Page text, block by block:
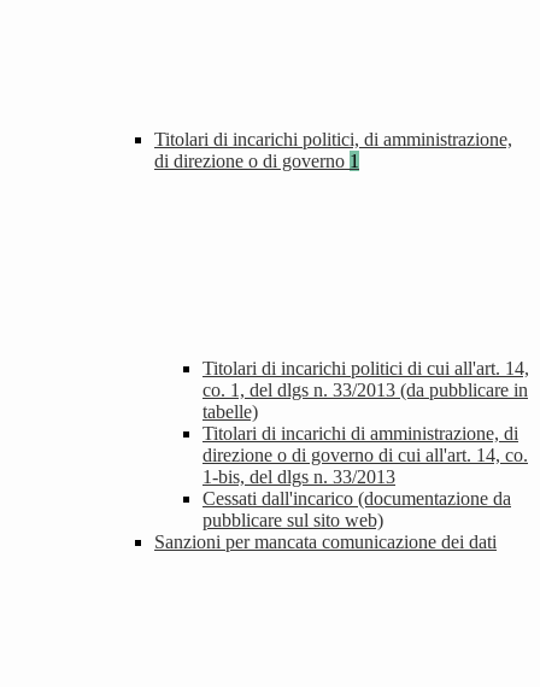
Titolari di incarichi politici, di amministrazione,
di direzione o di governo 1
Titolari di incarichi politici di cui all'art. 14,
co. 1, del dlgs n. 33/2013 (da pubblicare in
tabelle)
Titolari di incarichi di amministrazione, di
direzione o di governo di cui all'art. 14, co.
1-bis, del dlgs n. 33/2013
Cessati dall'incarico (documentazione da
pubblicare sul sito web)
Sanzioni per mancata comunicazione dei dati